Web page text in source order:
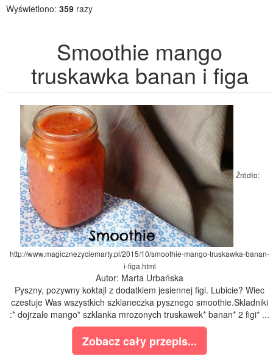
Wyświetlono: 359 razy
Smoothie mango
truskawka banan i figa
Źródło:
http://www.magicznezyciemarty.pl/2015/10/smoothie-mango-truskawka-banan-
i-figa.html
Autor: Marta Urbańska
Pyszny, pozywny koktajl z dodatkiem jesiennej figi. Lubicie? Wiec
czestuje Was wszystkich szklaneczka pysznego smoothie.Skladniki
:* dojrzale mango* szklanka mrozonych truskawek* banan* 2 figi* ...
Zobacz cały przepis...